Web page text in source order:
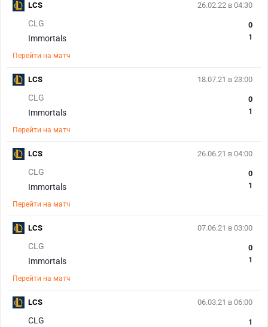
26.02.22 в 04:30
CLG
Immortals
0
1
Перейти на матч
LCS
18.07.21 в 23:00
CLG
Immortals
0
1
Перейти на матч
LCS
26.06.21 в 04:00
CLG
Immortals
0
1
Перейти на матч
LCS
07.06.21 в 03:00
CLG
Immortals
0
1
Перейти на матч
LCS
06.03.21 в 06:00
CLG
1
LCS